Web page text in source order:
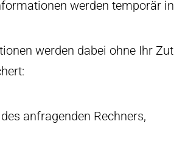
werden temporär
werden dabei ohne Ihr
anfragenden Rechners,